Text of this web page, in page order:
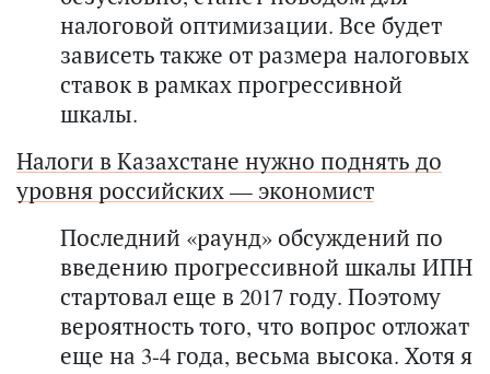
налоговой оптимизации. Все будет
зависеть также от размера налоговых
ставок в рамках прогрессивной
шкалы.
Налоги в Казахстане нужно поднять до
уровня российских — экономист
Последний «раунд» обсуждений по
введению прогрессивной шкалы ИПН
стартовал еще в 2017 году. Поэтому
вероятность того, что вопрос отложат
еще на 3-4 года, весьма высока. Хотя я